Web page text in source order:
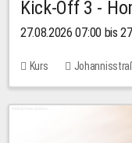
Kick-Off 3 -
27.08.2026 07:00 bis
Kurs
11 Plätze